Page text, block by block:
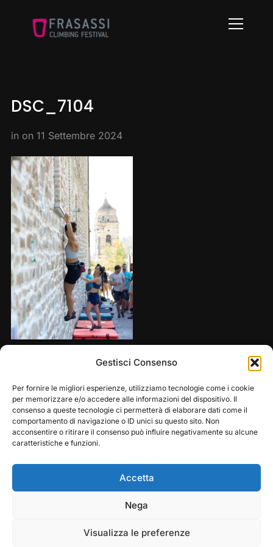
Gestisci Consenso
Per fornire le migliori esperienze, utilizziamo tecnologie come i cookie
per memorizzare e/o accedere alle informazioni del dispositivo. Il
consenso a queste tecnologie ci permetterà di elaborare dati come il
comportamento di navigazione o ID unici su questo sito. Non
acconsentire o ritirare il consenso può influire negativamente su alcune
caratteristiche e funzioni.
Accetta
Nega
Visualizza le preferenze
Info
DSC_7104
in on 11 Settembre 2024
Copyright © 2026 — Frasassi Climbing Festival. All
Rights Reserved